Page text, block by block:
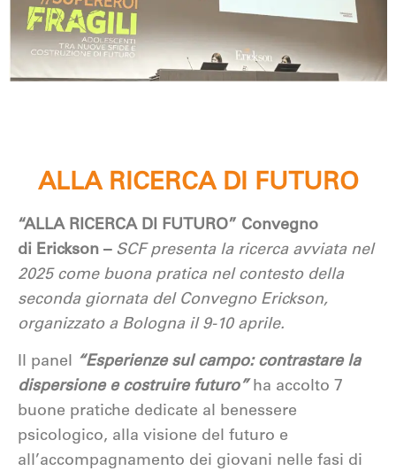
ALLA RICERCA DI FUTURO
“ALLA RICERCA DI FUTURO” Convegno
di Erickson – SCF presenta la ricerca avviata nel
2025 come buona pratica nel contesto della
seconda giornata del Convegno Erickson,
organizzato a Bologna il 9-10 aprile.
Il panel “Esperienze sul campo: contrastare la
dispersione e costruire futuro” ha accolto 7
buone pratiche dedicate al benessere
psicologico, alla visione del futuro e
all’accompagnamento dei giovani nelle fasi di